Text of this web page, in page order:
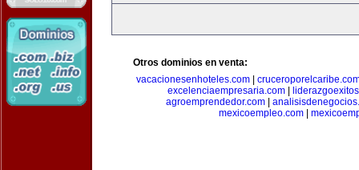
Otros dominios en venta:
vacacionesenhoteles.com
excelenciaempresaria.com
agroemprendedor.com
mexicoempleo.com|